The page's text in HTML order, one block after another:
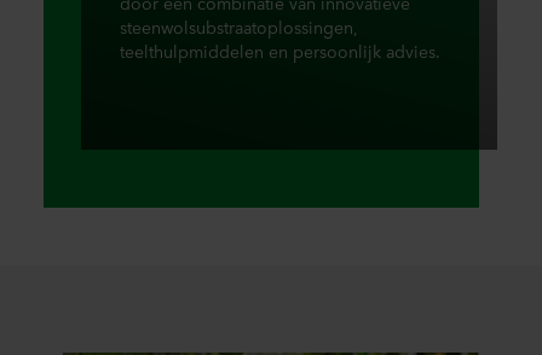
steenwolsubstraatoplossingen,
teelthulpmiddelen en persoonlijk advies.